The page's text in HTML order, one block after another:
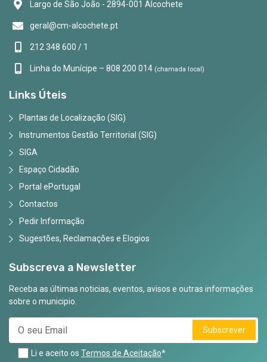
Largo de São João - 2894-001 Alcochete
geral@cm-alcochete.pt
212 348 600 / 1
Linha do Munícipe – 808 200 014 (chamada local)
Links Úteis
Plantas de Localização (SIG)
Instrumentos Gestão Territorial (SIG)
SIGA
Espaço Cidadão
Portal ePortugal
Contactos
Pedir Informação
Sugestões, Reclamações e Elogios
Subscreva a Newsletter
Receba as últimas noticias, eventos, avisos e outras informações
sobre o municipio.
Subscrever
Li e aceito os Termos de Aceitação*